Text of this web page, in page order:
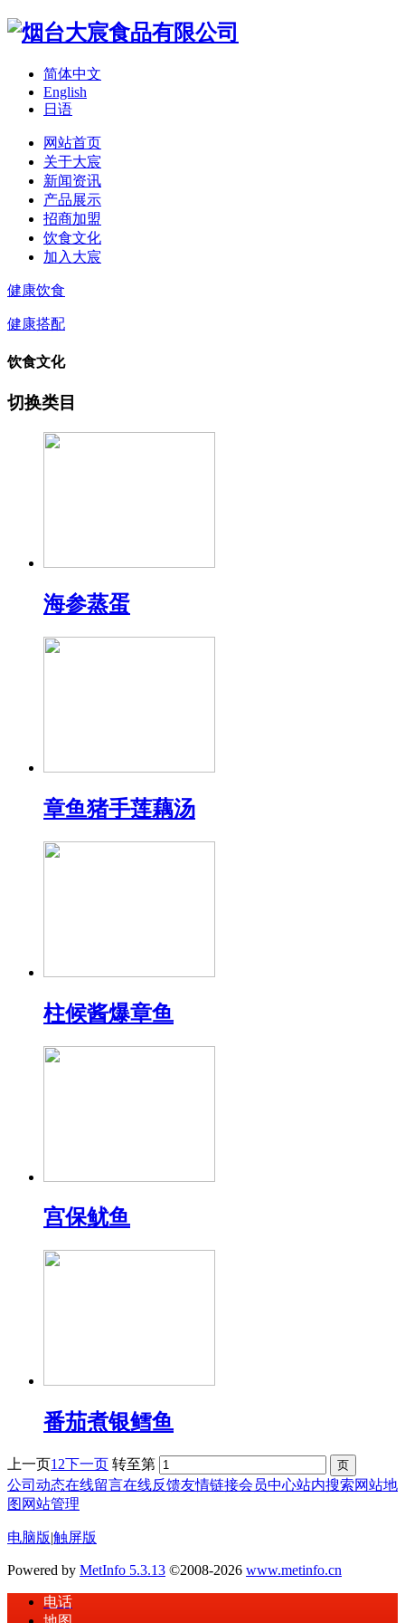
简体中文
English
日语
网站首页
关于大宸
新闻资讯
产品展示
招商加盟
饮食文化
加入大宸
健康饮食
健康搭配
饮食文化
切换类目
海参蒸蛋
章鱼猪手莲藕汤
柱候酱爆章鱼
宫保鱿鱼
番茄煮银鳕鱼
上一页1 2下一页 转至第
公司动态在线留言在线反馈友情链接会员中心站内搜索网站地
图 网站管理
电脑版|触屏版
Powered by MetInfo 5.3.13 ©2008-2026 www.metinfo.cn
电话